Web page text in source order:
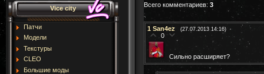
Vice city
Патчи
Модели
Текстуры
CLEO
Большие моды
Всего комментариев: 3
1 San4ez (27.07.2013 14:16)
0
Сильно расширяет?